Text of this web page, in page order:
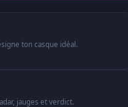
ton casque idéal.
jauges et verdict.